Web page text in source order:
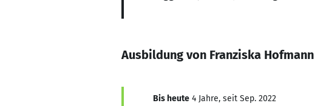
Ausbildung von Franziska Hofmann
Bis heute 4 Jahre, seit Sep. 2022